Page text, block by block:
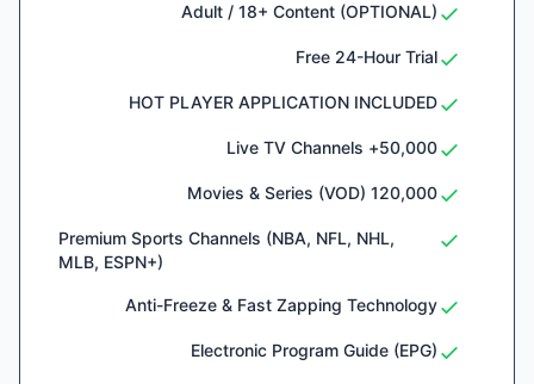
Adult / 18+ Content (OPTIONAL)
Free 24-Hour Trial
HOT PLAYER APPLICATION INCLUDED
50,000+ Live TV Channels
120,000 Movies & Series (VOD)
Premium Sports Channels (NBA, NFL, NHL,
MLB, ESPN+)
Anti-Freeze & Fast Zapping Technology
Electronic Program Guide (EPG)